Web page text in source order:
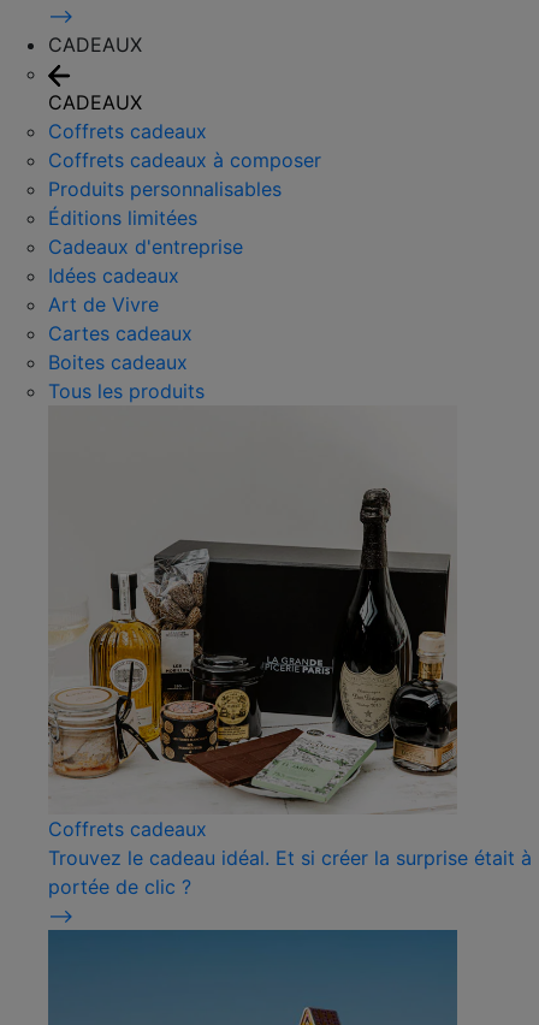
⟶
CADEAUX
CADEAUX
Coffrets cadeaux
Coffrets cadeaux à composer
Produits personnalisables
Éditions limitées
Cadeaux d'entreprise
Idées cadeaux
Art de Vivre
Cartes cadeaux
Boites cadeaux
Tous les produits
Coffrets cadeaux
Trouvez le cadeau idéal. Et si créer la surprise était à
portée de clic ?
⟶